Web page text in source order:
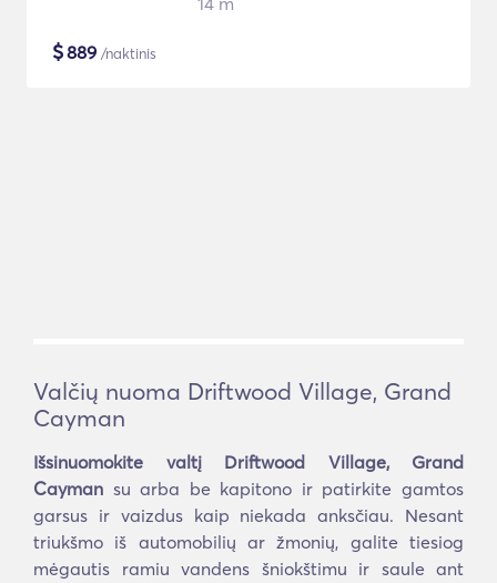
$889 /naktinis
Valčių nuoma Driftwood Village, Grand
Cayman
Išsinuomokite valtį Driftwood Village, Grand
Cayman su arba be kapitono ir patirkite gamtos
garsus ir vaizdus kaip niekada anksčiau. Nesant
triukšmo iš automobilių ar žmonių, galite tiesiog
mėgautis ramiu vandens šniokštimu ir saule ant